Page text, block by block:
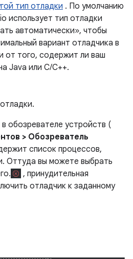
тип отладки . По умолчанию
использует тип отладки
автоматически», чтобы
вариант отладчика в
от того, содержит ли ваш
Java или C/C++.
в обозревателе устройств (
> Обозреватель
список процессов,
Оттуда вы можете выбрать
, принудительная
отладчик к заданному